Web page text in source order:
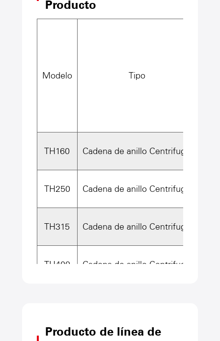
Producto
Modelo Tipo
TH160 Cadena de anillo Centrifugal
TH250 Cadena de anillo Centrifugal
TH315 Cadena de anillo Centrifugal
TH400 Cadena de anillo Centrifugal
Producto de línea de